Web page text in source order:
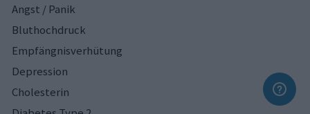
Angst / Panik
Bluthochdruck
Empfängnisverhütung
Depression
Cholesterin